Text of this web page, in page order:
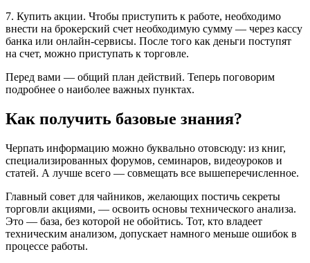
7. Купить акции. Чтобы приступить к работе, необходимо
внести на брокерский счет необходимую сумму — через кассу
банка или онлайн-сервисы. После того как деньги поступят
на счет, можно приступать к торговле.
Перед вами — общий план действий. Теперь поговорим
подробнее о наиболее важных пунктах.
Как получить базовые знания?
Черпать информацию можно буквально отовсюду: из книг,
специализированных форумов, семинаров, видеоуроков и
статей. А лучше всего — совмещать все вышеперечисленное.
Главный совет для чайников, желающих постичь секреты
торговли акциями, — освоить основы технического анализа.
Это — база, без которой не обойтись. Тот, кто владеет
техническим анализом, допускает намного меньше ошибок в
процессе работы.